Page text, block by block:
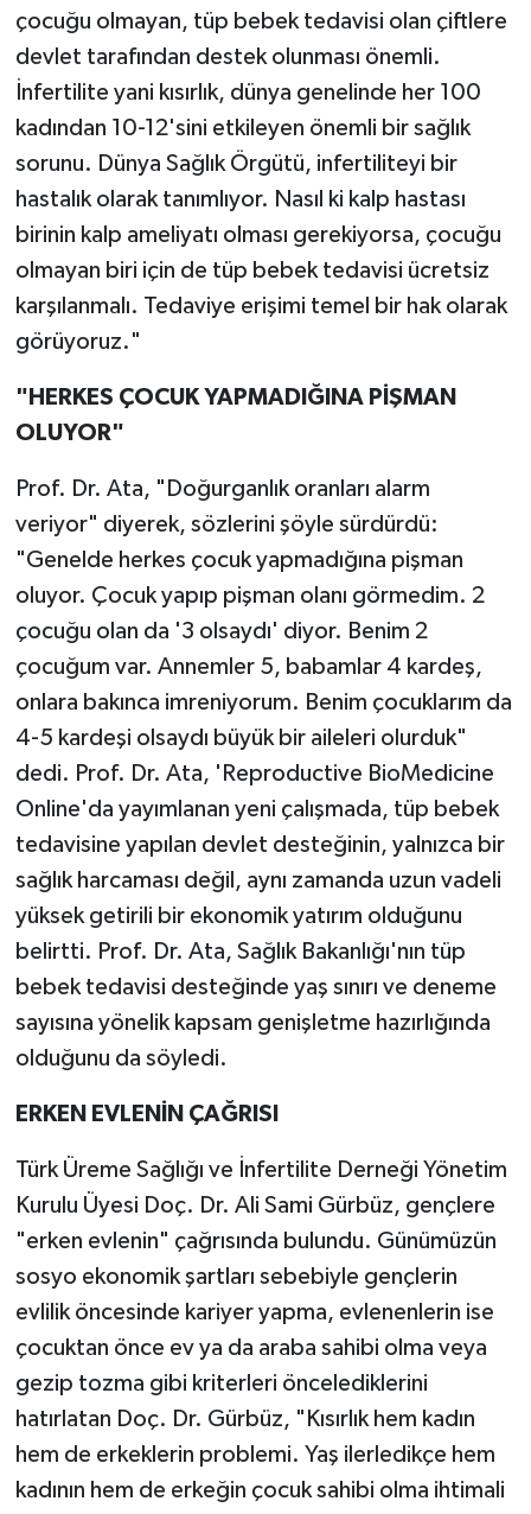
çocuğu olmayan, tüp bebek tedavisi olan çiftlere
devlet tarafından destek olunması önemli.
İnfertilite yani kısırlık, dünya genelinde her 100
kadından 10-12'sini etkileyen önemli bir sağlık
sorunu. Dünya Sağlık Örgütü, infertiliteyi bir
hastalık olarak tanımlıyor. Nasıl ki kalp hastası
birinin kalp ameliyatı olması gerekiyorsa, çocuğu
olmayan biri için de tüp bebek tedavisi ücretsiz
karşılanmalı. Tedaviye erişimi temel bir hak olarak
görüyoruz."
"HERKES ÇOCUK YAPMADIĞINA PİŞMAN
OLUYOR"
Prof. Dr. Ata, "Doğurganlık oranları alarm
veriyor" diyerek, sözlerini şöyle sürdürdü:
"Genelde herkes çocuk yapmadığına pişman
oluyor. Çocuk yapıp pişman olanı görmedim. 2
çocuğu olan da '3 olsaydı' diyor. Benim 2
çocuğum var. Annemler 5, babamlar 4 kardeş,
onlara bakınca imreniyorum. Benim çocuklarım da
4-5 kardeşi olsaydı büyük bir aileleri olurduk"
dedi. Prof. Dr. Ata, 'Reproductive BioMedicine
Online'da yayımlanan yeni çalışmada, tüp bebek
tedavisine yapılan devlet desteğinin, yalnızca bir
sağlık harcaması değil, aynı zamanda uzun vadeli
yüksek getirili bir ekonomik yatırım olduğunu
belirtti. Prof. Dr. Ata, Sağlık Bakanlığı'nın tüp
bebek tedavisi desteğinde yaş sınırı ve deneme
sayısına yönelik kapsam genişletme hazırlığında
olduğunu da söyledi.
ERKEN EVLENİN ÇAĞRISI
Türk Üreme Sağlığı ve İnfertilite Derneği Yönetim
Kurulu Üyesi Doç. Dr. Ali Sami Gürbüz, gençlere
"erken evlenin" çağrısında bulundu. Günümüzün
sosyo ekonomik şartları sebebiyle gençlerin
evlilik öncesinde kariyer yapma, evlenenlerin ise
çocuktan önce ev ya da araba sahibi olma veya
gezip tozma gibi kriterleri öncelediklerini
hatırlatan Doç. Dr. Gürbüz, "Kısırlık hem kadın
hem de erkeklerin problemi. Yaş ilerledikçe hem
kadının hem de erkeğin çocuk sahibi olma ihtimali